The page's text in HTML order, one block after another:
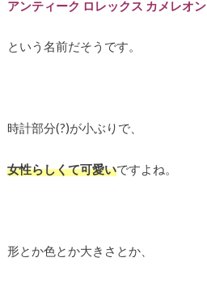
アンティーク ロレックス カメレオン
という名前だそうです。
時計部分(?)が小ぶりで、
女性らしくて可愛いですよね。
形とか色とか大きさとか、